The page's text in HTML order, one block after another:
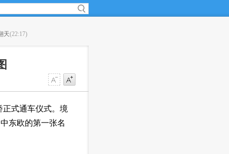
天(22:17)
式通车仪式。境
东欧的第一张名